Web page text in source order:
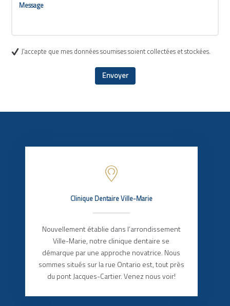
J'accepte que mes données soumises soient collectées et stockées.
Clinique Dentaire Ville-Marie
Nouvellement établie dans l’arrondissement
Ville-Marie, notre clinique dentaire se
démarque par une approche novatrice. Nous
sommes situés sur la rue Ontario est, tout près
du pont Jacques-Cartier. Venez nous voir!